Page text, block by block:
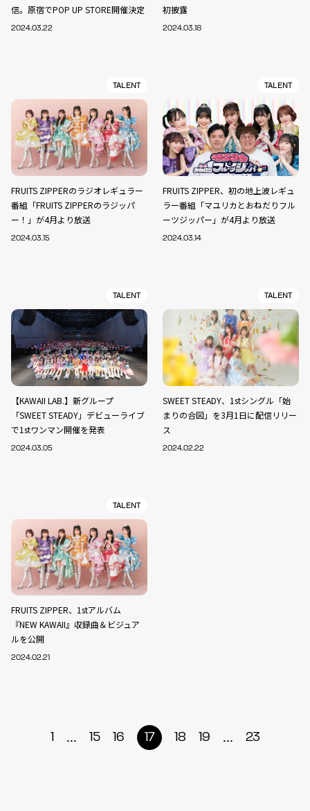
信。原宿でPOP UP STORE開催決定
2024.03.22
初披露
2024.03.18
TALENT
FRUITS ZIPPERのラジオレギュラー
番組「FRUITS ZIPPERのラジッパ
ー！」が4月より放送
2024.03.15
TALENT
FRUITS ZIPPER、初の地上波レギュ
ラー番組「マユリカとおねだりフル
ーツジッパー」が4月より放送
2024.03.14
TALENT
【KAWAII LAB.】新グループ
「SWEET STEADY」デビューライブ
で1stワンマン開催を発表
2024.03.05
TALENT
SWEET STEADY、1stシングル「始
まりの合図」を3月1日に配信リリー
ス
2024.02.22
TALENT
FRUITS ZIPPER、1stアルバム
『NEW KAWAII』収録曲＆ビジュア
ルを公開
2024.02.21
1 ... 15 16 17 18 19 ... 23